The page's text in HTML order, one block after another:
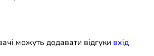
Художня література
можуть додавати відгуки вхiд